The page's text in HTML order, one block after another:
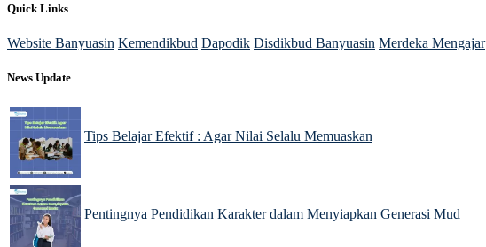
Quick Links
Website Banyuasin Kemendikbud Dapodik Disdikbud Banyuasin Merdeka Mengajar
News Update
Tips Belajar Efektif : Agar Nilai Selalu Memuaskan
Pentingnya Pendidikan Karakter dalam Menyiapkan Generasi Mud